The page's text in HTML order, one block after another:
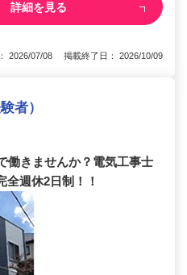
詳細を見る
2026/07/08 掲載終了日： 2026/10/09
者）
働きませんか？電気工事士
週休2日制！！